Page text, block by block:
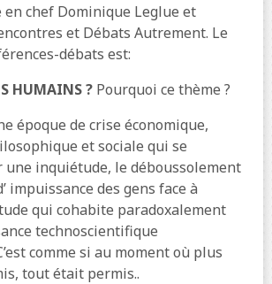
chef Dominique Leglue et
et Débats Autrement. Le
débats est:
HUMAINS ? Pourquoi ce thème ?
époque de crise économique,
et sociale qui se
une inquiétude, le déboussolement
impuissance des gens face à
qui cohabite paradoxalement
technoscientifique
comme si au moment où plus
tout était permis..